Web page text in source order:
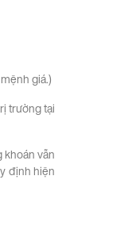
giá.)
trường tại
khoán vẫn
định hiện